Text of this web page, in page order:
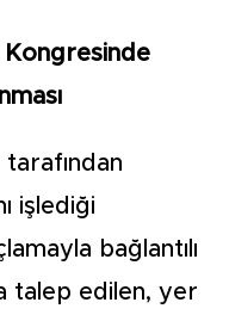
Kongresinde
tarafından
işlediği
bağlantılı
talep edilen, yer